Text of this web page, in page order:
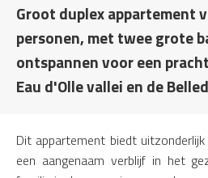
Groot duplex appartement
personen, met twee grote
ontspannen voor een
Eau d'Olle vallei en de
Dit appartement biedt
een aangenaam verblijf in het